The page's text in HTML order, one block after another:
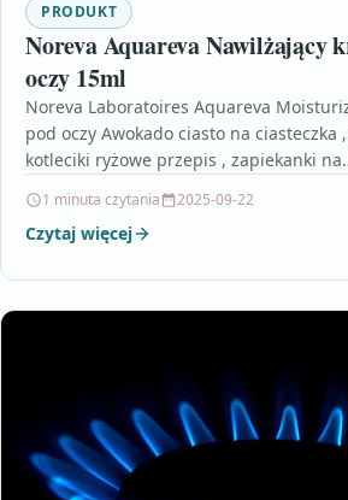
PRODUKT
Noreva Aquareva Nawilżający
oczy 15ml
Noreva Laboratoires Aquareva
pod oczy Awokado ciasto na ciasteczka
kotleciki ryżowe przepis , zapiekanki
1 minuta czytania 2025-09-22
Czytaj więcej